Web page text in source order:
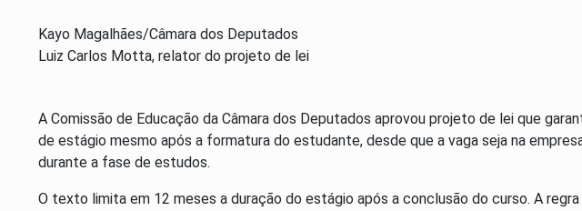
Kayo Magalhães/Câmara dos Deputados
Luiz Carlos Motta, relator do projeto de lei
A Comissão de Educação da Câmara dos Deputados aprovou projeto de lei que
de estágio mesmo após a formatura do estudante, desde que a vaga seja na
durante a fase de estudos.
O texto limita em 12 meses a duração do estágio após a conclusão do curso. A